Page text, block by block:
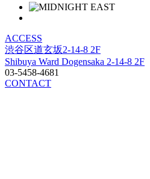
ACCESS
渋谷区道玄坂2-14-8 2F
Shibuya Ward Dogensaka 2-14-8 2F
03-5458-4681
CONTACT